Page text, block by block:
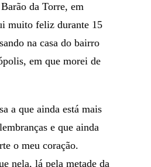
da Torre, em
muito feliz durante 15
na casa do bairro
em que morei de
a que ainda está mais
e que ainda
o meu coração.
nela, lá pela metade da